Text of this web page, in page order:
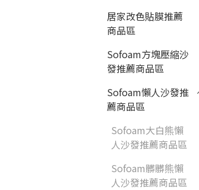
居家改色貼膜推薦
商品區
Sofoam方塊壓縮沙
發推薦商品區
Sofoam懶人沙發推
薦商品區
Sofoam大白熊懶
人沙發推薦商品區
Sofoam髒髒熊懶
人沙發推薦商品區